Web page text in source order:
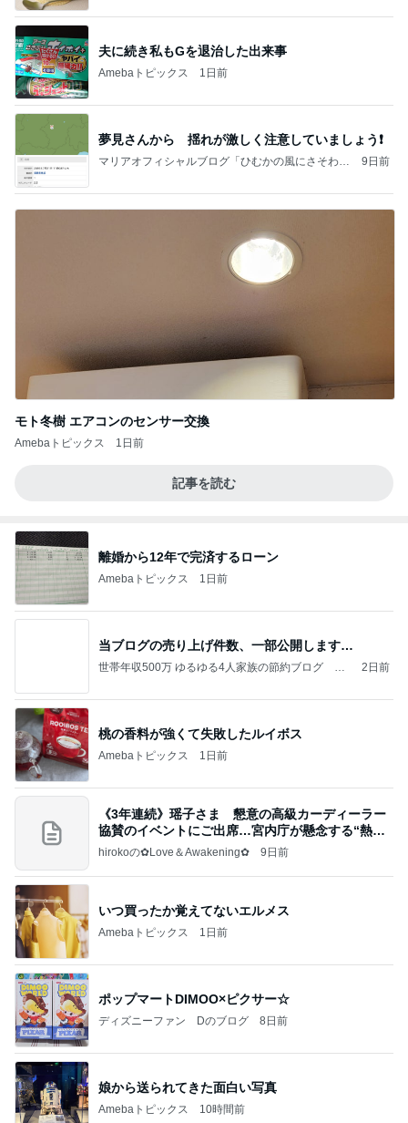
夫に続き私もGを退治した出来事
Amebaトピックス 1日前
夢見さんから 揺れが激しく注意していましょう❗️
マリアオフィシャルブログ「ひむかの風にさそわれ
9日前
モト冬樹 エアコンのセンサー交換
Amebaトピックス 1日前
記事を読む
離婚から12年で完済するローン
Amebaトピックス 1日前
当ブログの売り上げ件数、一部公開します…
世帯年収500万 ゆるゆる4人家族の節約ブログ 〜
2日前
桃の香料が強くて失敗したルイボス
Amebaトピックス 1日前
《3年連続》瑶子さま 懇意の高級カーディーラー
協賛のイベントにご出席…宮内庁が懸念する“熱心
すぎ
hirokoの✿Love＆Awakening✿ 9日前
いつ買ったか覚えてないエルメス
Amebaトピックス 1日前
ポップマートDIMOO×ピクサー☆
ディズニーファン Dのブログ 8日前
娘から送られてきた面白い写真
Amebaトピックス 10時間前